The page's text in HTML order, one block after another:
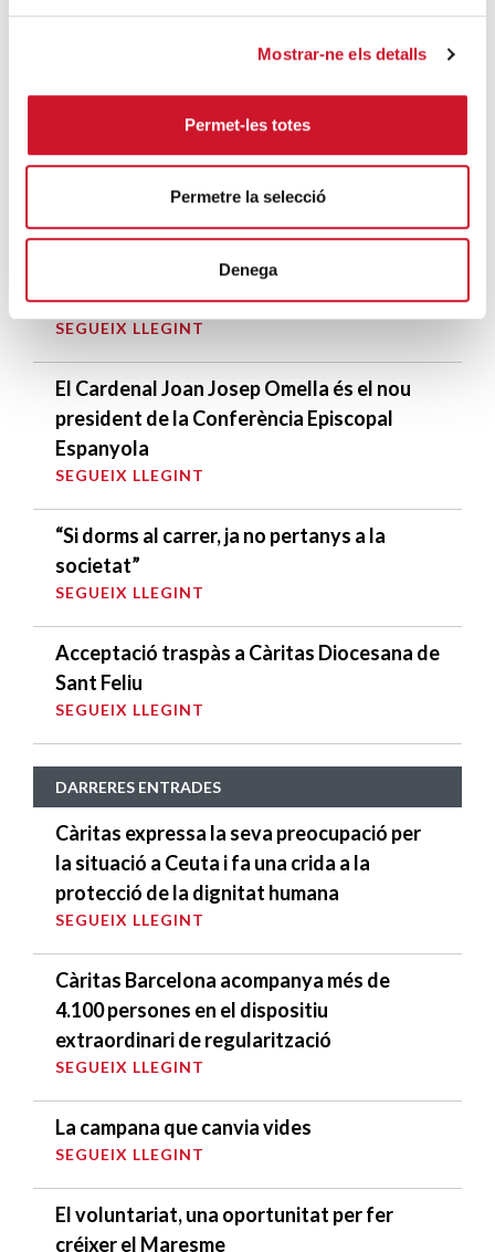
Mostrar-ne els detalls
Permet-les totes
Permetre la selecció
Denega
4 maneres d’ajudar durant el confinament
del COVID-19
Per dignitat, cap persona sense llar
SEGUEIX LLEGINT
El Cardenal Joan Josep Omella és el nou
president de la Conferència Episcopal
Espanyola
SEGUEIX LLEGINT
“Si dorms al carrer, ja no pertanys a la
societat”
SEGUEIX LLEGINT
Acceptació traspàs a Càritas Diocesana de
Sant Feliu
SEGUEIX LLEGINT
DARRERES ENTRADES
Càritas expressa la seva preocupació per
la situació a Ceuta i fa una crida a la
protecció de la dignitat humana
SEGUEIX LLEGINT
Càritas Barcelona acompanya més de
4.100 persones en el dispositiu
extraordinari de regularització
SEGUEIX LLEGINT
La campana que canvia vides
SEGUEIX LLEGINT
El voluntariat, una oportunitat per fer
créixer el Maresme